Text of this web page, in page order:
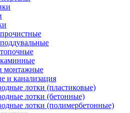
монтажные
и канализация
лотки (пластиковые)
лотки (бетонные)
лотки (полимербетонные)